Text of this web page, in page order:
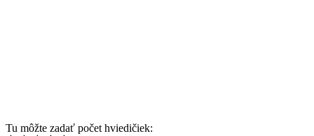
Tu môžte zadať počet hviedičiek: